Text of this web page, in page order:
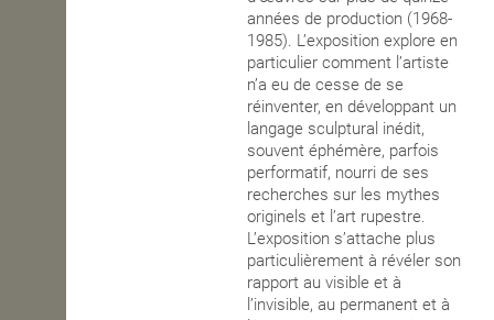
années de production (1968-
1985). L’exposition explore en
particulier comment l’artiste
n’a eu de cesse de se
réinventer, en développant un
langage sculptural inédit,
souvent éphémère, parfois
performatif, nourri de ses
recherches sur les mythes
originels et l’art rupestre.
L’exposition s’attache plus
particulièrement à révéler son
rapport au visible et à
l’invisible, au permanent et à